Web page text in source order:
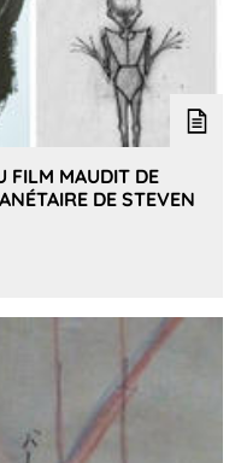
FILM MAUDIT DE
DE STEVEN